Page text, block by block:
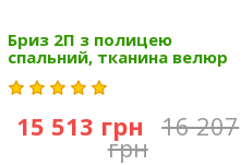
Бриз 2П з полицею
спальний, тканина велюр
15 513 грн 16 207
грн